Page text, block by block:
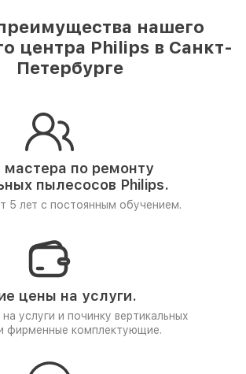
нашего
центра Philips в Санкт-
Петербурге
по ремонту
пылесосов Philips.
5 лет с постоянным обучением.
цены на услуги.
услуги и починку вертикальных
фирменные комплектующие.